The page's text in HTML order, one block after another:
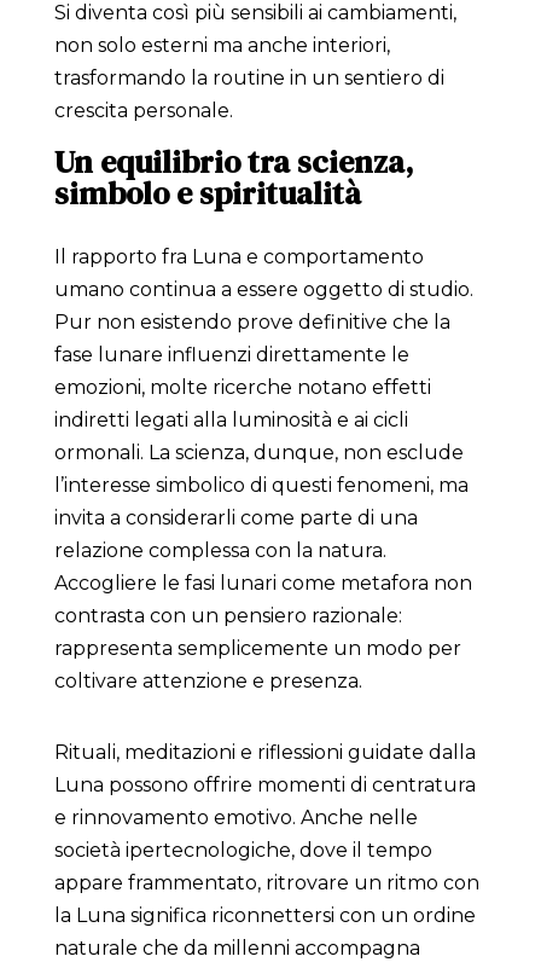
Si diventa così più sensibili ai cambiamenti,
non solo esterni ma anche interiori,
trasformando la routine in un sentiero di
crescita personale.
Un equilibrio tra scienza,
simbolo e spiritualità
Il rapporto fra Luna e comportamento
umano continua a essere oggetto di studio.
Pur non esistendo prove definitive che la
fase lunare influenzi direttamente le
emozioni, molte ricerche notano effetti
indiretti legati alla luminosità e ai cicli
ormonali. La scienza, dunque, non esclude
l’interesse simbolico di questi fenomeni, ma
invita a considerarli come parte di una
relazione complessa con la natura.
Accogliere le fasi lunari come metafora non
contrasta con un pensiero razionale:
rappresenta semplicemente un modo per
coltivare attenzione e presenza.
Rituali, meditazioni e riflessioni guidate dalla
Luna possono offrire momenti di centratura
e rinnovamento emotivo. Anche nelle
società ipertecnologiche, dove il tempo
appare frammentato, ritrovare un ritmo con
la Luna significa riconnettersi con un ordine
naturale che da millenni accompagna